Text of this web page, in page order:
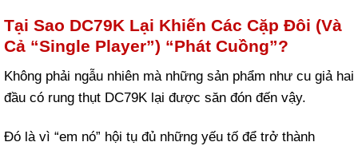
Tại Sao DC79K Lại Khiến Các Cặp Đôi (Và
Cả “Single Player”) “Phát Cuồng”?
Không phải ngẫu nhiên mà những sản phẩm như cu giả hai
đầu có rung thụt DC79K lại được săn đón đến vậy.
Đó là vì “em nó” hội tụ đủ những yếu tố để trở thành